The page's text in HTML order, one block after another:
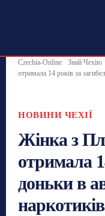
Czechia-Online Знай Чехію
отримала 14 років за
НОВИНИ ЧЕХІЇ
Жінка з
отримала
доньки в
наркотиків